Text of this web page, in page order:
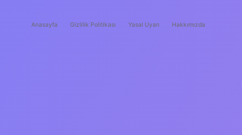
Anasayfa Gizlilik Politikası Yasal Uyarı Hakkımızda